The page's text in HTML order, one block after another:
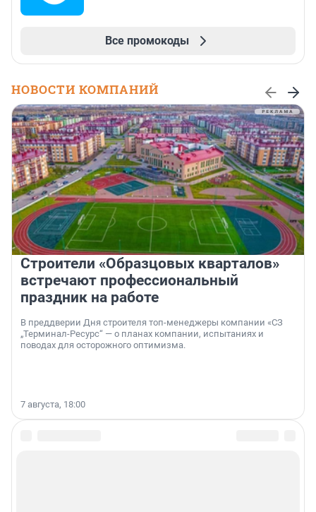
Все промокоды
НОВОСТИ КОМПАНИЙ
Строители «Образцовых кварталов»
встречают профессиональный
праздник на работе
В преддверии Дня строителя топ-менеджеры компании «СЗ
„Терминал-Ресурс“ — о планах компании, испытаниях и
поводах для осторожного оптимизма.
7 августа, 18:00